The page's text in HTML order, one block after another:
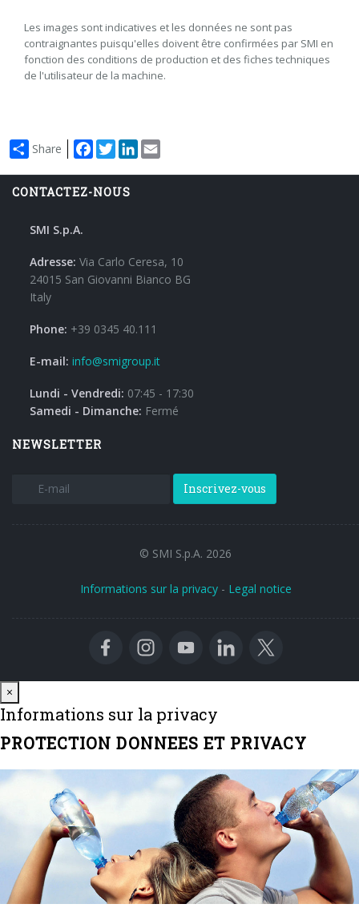
Les images sont indicatives et les données ne sont pas
contraignantes puisqu'elles doivent être confirmées par SMI en
fonction des conditions de production et des fiches techniques
de l'utilisateur de la machine.
Share Facebook
TwitterLinkedIn
CONTACTEZ-NOUS
SMI S.p.A.
Adresse: Via Carlo Ceresa, 10
24015 San Giovanni Bianco BG
Italy
Phone: +39 0345 40.111
E-mail: info@smigroup.it
Lundi - Vendredi: 07:45 - 17:30
Samedi - Dimanche: Fermé
NEWSLETTER
Inscrivez-vous
© SMI S.p.A. 2026
Informations sur la privacy- Legal notice
×
Informations sur la privacy
PROTECTION DONNEES ET PRIVACY